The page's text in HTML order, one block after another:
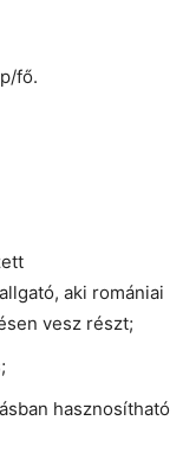
fő.
aki romániai
vesz részt;
hasznosítható